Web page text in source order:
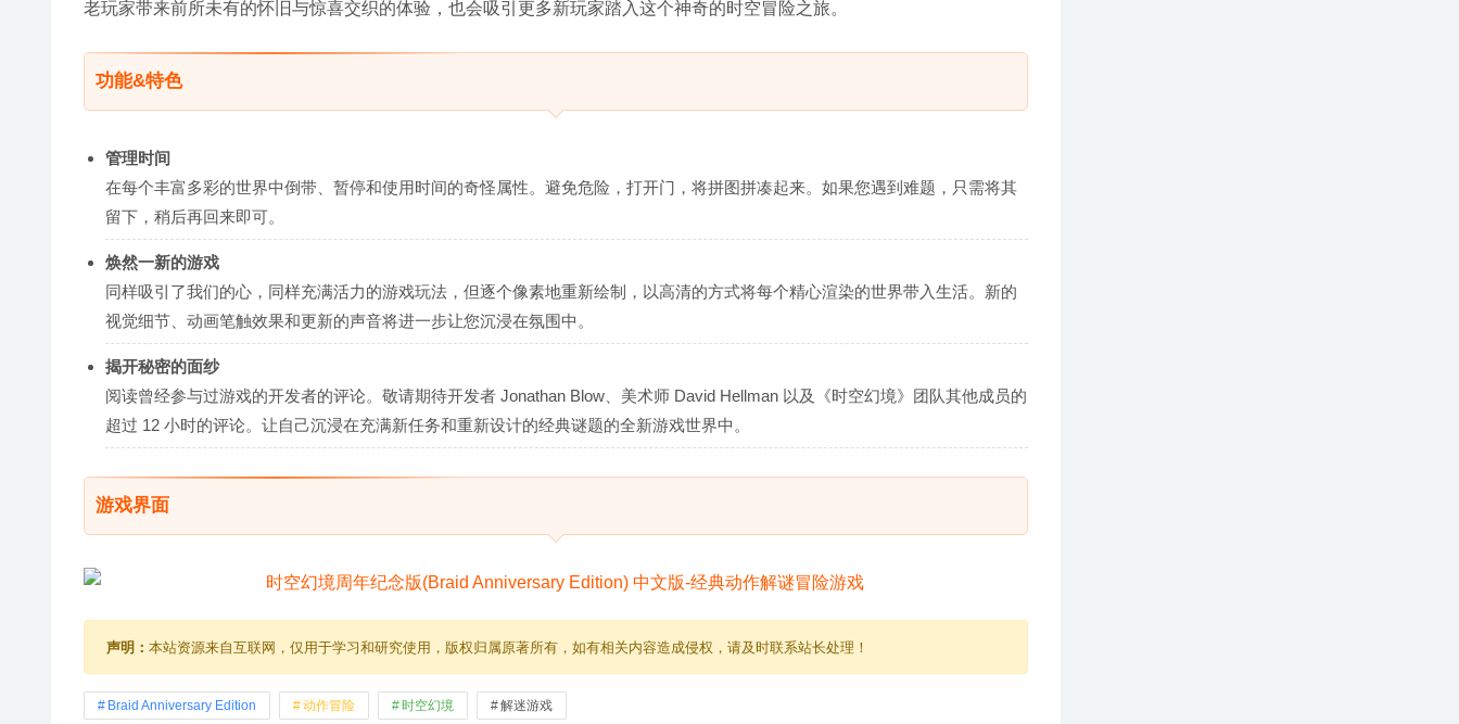
老玩家带来前所未有的怀旧与惊喜交织的体验，也会吸引更多新玩家踏入这个神奇的时空冒险之旅。
功能&特色
管理时间
在每个丰富多彩的世界中倒带、暂停和使用时间的奇怪属性。避免危险，打开门，将拼图拼凑起来。如果您遇到难题，只需将其
留下，稍后再回来即可。
焕然一新的游戏
同样吸引了我们的心，同样充满活力的游戏玩法，但逐个像素地重新绘制，以高清的方式将每个精心渲染的世界带入生活。新的
视觉细节、动画笔触效果和更新的声音将进一步让您沉浸在氛围中。
揭开秘密的面纱
阅读曾经参与过游戏的开发者的评论。敬请期待开发者 Jonathan Blow、美术师 David Hellman 以及《时空幻境》团队其他成员的
超过 12 小时的评论。让自己沉浸在充满新任务和重新设计的经典谜题的全新游戏世界中。
游戏界面
声明： 本站资源来自互联网，仅用于学习和研究使用，版权归属原著所有，如有相关内容造成侵权，请及时联系站长处理！
Braid Anniversary Edition 动作冒险 时空幻境 解迷游戏